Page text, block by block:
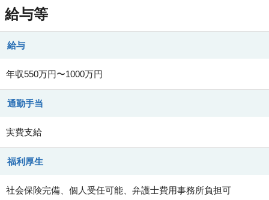
給与等
給与
年収550万円〜1000万円
通勤手当
実費支給
福利厚生
社会保険完備、個人受任可能、弁護士費用事務所負担可